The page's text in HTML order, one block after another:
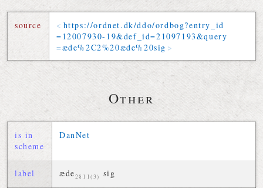
source https://ordnet.dk/ddo/ordbog?entry_id
=12007930-19&def_id=21097193&query
=æde%2C2%20æde%20sig
Other
is in
scheme
DanNet
label æde2§11(3) sig